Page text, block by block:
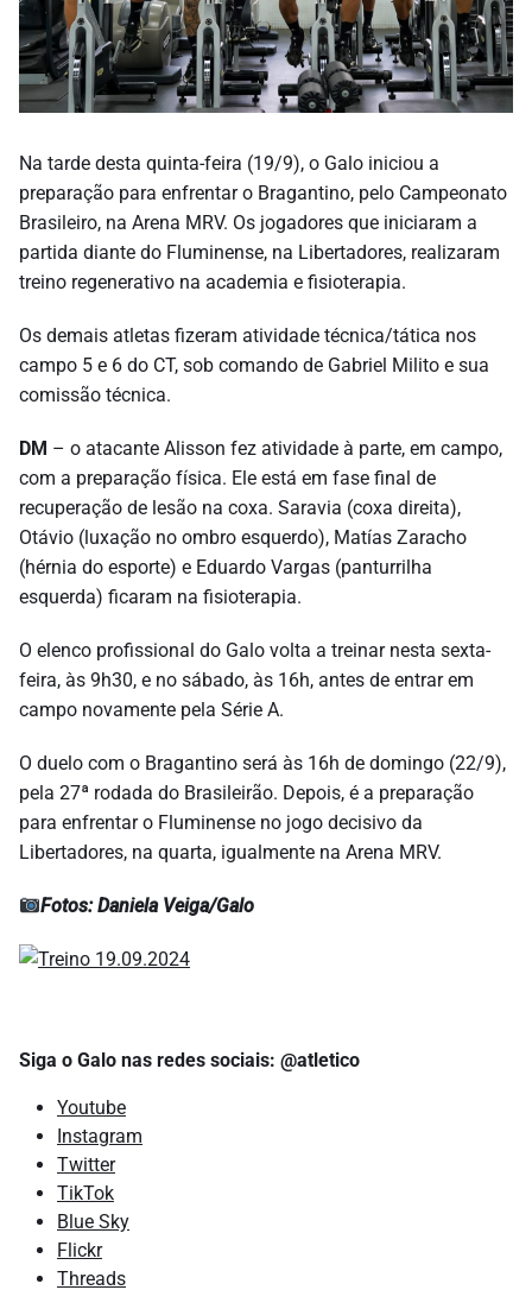
Na tarde desta quinta-feira (19/9), o Galo iniciou a
preparação para enfrentar o Bragantino, pelo Campeonato
Brasileiro, na Arena MRV. Os jogadores que iniciaram a
partida diante do Fluminense, na Libertadores, realizaram
treino regenerativo na academia e fisioterapia.
Os demais atletas fizeram atividade técnica/tática nos
campo 5 e 6 do CT, sob comando de Gabriel Milito e sua
comissão técnica.
DM – o atacante Alisson fez atividade à parte, em campo,
com a preparação física. Ele está em fase final de
recuperação de lesão na coxa. Saravia (coxa direita),
Otávio (luxação no ombro esquerdo), Matías Zaracho
(hérnia do esporte) e Eduardo Vargas (panturrilha
esquerda) ficaram na fisioterapia.
O elenco profissional do Galo volta a treinar nesta sexta-
feira, às 9h30, e no sábado, às 16h, antes de entrar em
campo novamente pela Série A.
O duelo com o Bragantino será às 16h de domingo (22/9),
pela 27ª rodada do Brasileirão. Depois, é a preparação
para enfrentar o Fluminense no jogo decisivo da
Libertadores, na quarta, igualmente na Arena MRV.
Fotos: Daniela Veiga/Galo
Siga o Galo nas redes sociais: @atletico
Youtube
Instagram
Twitter
TikTok
Blue Sky
Flickr
Threads